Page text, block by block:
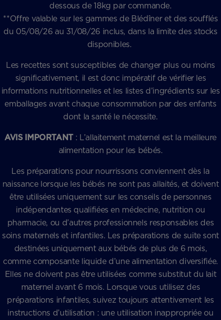
dessous de 18kg par commande.
**Offre valable sur les gammes de Blédîner et des soufflés
du 05/08/26 au 31/08/26 inclus, dans la limite des stocks
disponibles.
Les recettes sont susceptibles de changer plus ou moins
significativement, il est donc impératif de vérifier les
informations nutritionnelles et les listes d’ingrédients sur les
emballages avant chaque consommation par des enfants
dont la santé le nécessite.
AVIS IMPORTANT : L’allaitement maternel est la meilleure
alimentation pour les bébés.
Les préparations pour nourrissons conviennent dès la
naissance lorsque les bébés ne sont pas allaités, et doivent
être utilisées uniquement sur les conseils de personnes
indépendantes qualifiées en médecine, nutrition ou
pharmacie, ou d’autres professionnels responsables des
soins maternels et infantiles. Les préparations de suite sont
destinées uniquement aux bébés de plus de 6 mois,
comme composante liquide d’une alimentation diversifiée.
Elles ne doivent pas être utilisées comme substitut du lait
maternel avant 6 mois. Lorsque vous utilisez des
préparations infantiles, suivez toujours attentivement les
instructions d’utilisation : une utilisation inappropriée ou